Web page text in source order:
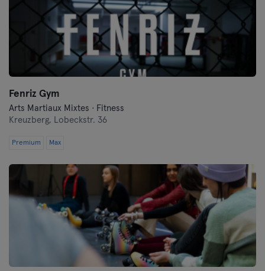
Fenriz Gym
Arts Martiaux Mixtes · Fitness
Kreuzberg, Lobeckstr. 36
Premium Max